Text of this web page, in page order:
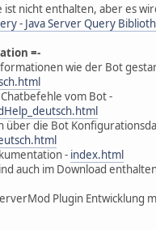
ist nicht enthalten, aber es
- Java Server Query
=-
wie der Bot
vom Bot -
über die Bot
- index.html
auch im Download
Plugin Entwicklung